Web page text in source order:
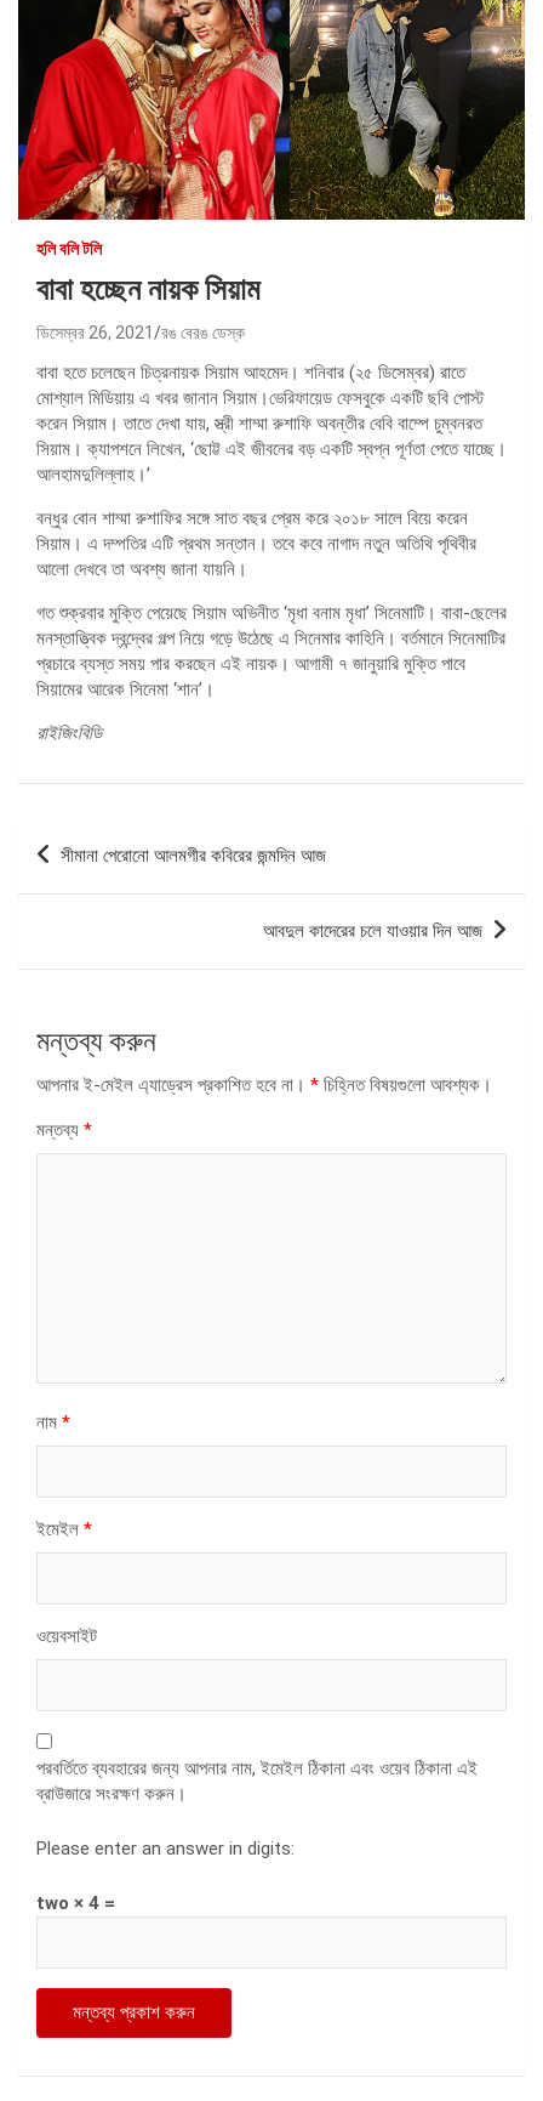
হলি বলি টলি
বাবা হচ্ছেন নায়ক সিয়াম
ডিসেম্বর 26, 2021 রঙ বেরঙ ডেস্ক
বাবা হতে চলেছেন চিত্রনায়ক সিয়াম আহমেদ। শনিবার (২৫ ডিসেম্বর) রাতে
মোশ্যাল মিডিয়ায় এ খবর জানান সিয়াম।ভেরিফায়েড ফেসবুকে একটি ছবি পোস্ট
করেন সিয়াম। তাতে দেখা যায়, স্ত্রী শাম্মা রুশাফি অবন্তীর বেবি বাম্পে চুম্বনরত
সিয়াম। ক্যাপশনে লিখেন, ‘ছোট্ট এই জীবনের বড় একটি স্বপ্ন পূর্ণতা পেতে যাচ্ছে।
আলহামদুলিল্লাহ।’
বন্ধুর বোন শাম্মা রুশাফির সঙ্গে সাত বছর প্রেম করে ২০১৮ সালে বিয়ে করেন
সিয়াম। এ দম্পতির এটি প্রথম সন্তান। তবে কবে নাগাদ নতুন অতিথি পৃথিবীর
আলো দেখবে তা অবশ্য জানা যায়নি।
গত শুক্রবার মুক্তি পেয়েছে সিয়াম অভিনীত ‘মৃধা বনাম মৃধা’ সিনেমাটি। বাবা-ছেলের
মনস্তাত্ত্বিক দ্বন্দ্বের গল্প নিয়ে গড়ে উঠেছে এ সিনেমার কাহিনি। বর্তমানে সিনেমাটির
প্রচারে ব্যস্ত সময় পার করছেন এই নায়ক। আগামী ৭ জানুয়ারি মুক্তি পাবে
সিয়ামের আরেক সিনেমা ‘শান’।
রাইজিংবিডি
পোস্ট
সীমানা পেরোনো আলমগীর কবিরের জন্মদিন আজ
আবদুল কাদেরের চলে যাওয়ার দিন আজ
মন্তব্য করুন
আপনার ই-মেইল এ্যাড্রেস প্রকাশিত হবে না। * চিহ্নিত বিষয়গুলো আবশ্যক।
মন্তব্য *
নাম *
ইমেইল *
ওয়েবসাইট
পরবর্তিতে ব্যবহারের জন্য আপনার নাম, ইমেইল ঠিকানা এবং ওয়েব ঠিকানা এই
ব্রাউজারে সংরক্ষণ করুন।
Please enter an answer in digits:
two × 4 =